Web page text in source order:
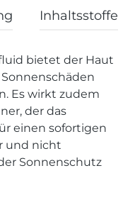
Inhaltsstoffe
bietet der Haut
Es wirkt zudem
der das
einen sofortigen
und nicht
Sonnenschutz